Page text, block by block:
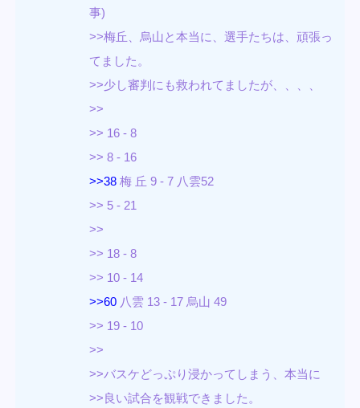
事)
>>梅丘、烏山と本当に、選手たちは、頑張っ
てました。
>>少し審判にも救われてましたが、、、、
>>
>> 16 - 8
>> 8 - 16
>>38 梅 丘 9 - 7 八雲52
>> 5 - 21
>>
>> 18 - 8
>> 10 - 14
>>60 八雲 13 - 17 烏山 49
>> 19 - 10
>>
>>バスケどっぷり浸かってしまう、本当に
>>良い試合を観戦できました。